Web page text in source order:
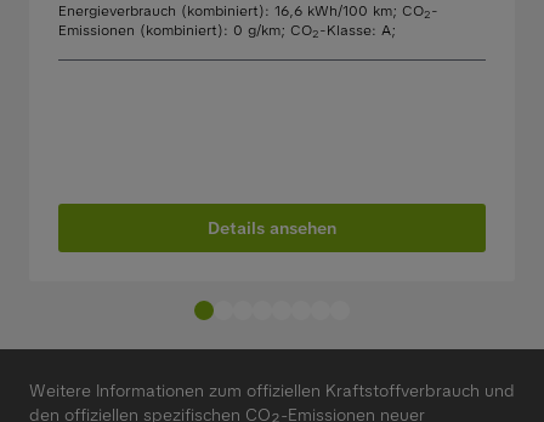
Energieverbrauch (kombiniert): 16,6 kWh/100 km; CO2-
Emissionen (kombiniert): 0 g/km; CO2-Klasse: A;
Details ansehen
Weitere Informationen zum offiziellen Kraftstoffverbrauch und
den offiziellen spezifischen CO₂-Emissionen neuer